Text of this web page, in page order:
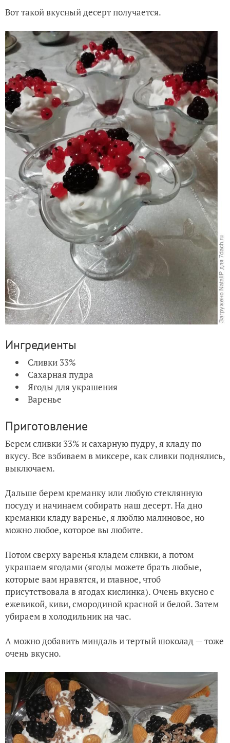
Красота на даче своими руками
Вот такой вкусный десерт получается.
Ингредиенты
Сливки 33%
Сахарная пудра
Ягоды для украшения
Варенье
Приготовление
Берем сливки 33% и сахарную пудру, я кладу по
вкусу. Все взбиваем в миксере, как сливки поднялись,
выключаем.
Дальше берем креманку или любую стеклянную
посуду и начинаем собирать наш десерт. На дно
креманки кладу варенье, я люблю малиновое, но
можно любое, которое вы любите.
Потом сверху варенья кладем сливки, а потом
украшаем ягодами (ягоды можете брать любые,
которые вам нравятся, и главное, чтоб
присутствовала в ягодах кислинка). Очень вкусно с
ежевикой, киви, смородиной красной и белой. Затем
убираем в холодильник на час.
А можно добавить миндаль и тертый шоколад — тоже
очень вкусно.